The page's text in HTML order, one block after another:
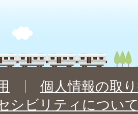
個人情報の取
シビリティについ